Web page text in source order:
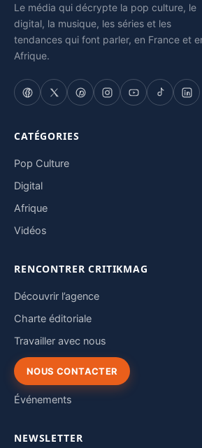
Le média qui décrypte la pop culture, le
digital, la musique, les séries et les
tendances qui font parler, en France et
Afrique.
CATÉGORIES
Pop Culture
Digital
Afrique
Vidéos
RENCONTRER CRITIKMAG
Découvrir l’agence
Charte éditoriale
Travailler avec nous
NOUS CONTACTER
Événements
NEWSLETTER